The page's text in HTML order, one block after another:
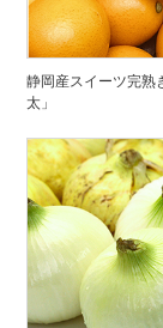
静岡産スイーツ完熟
太」